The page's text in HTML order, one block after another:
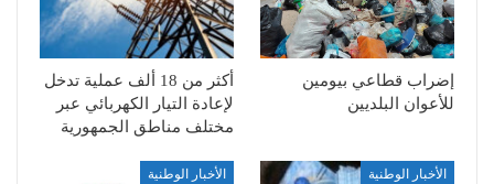
إضراب قطاعي بيومين
للأعوان البلديين
أكثر من 18 ألف عملية تدخل
لإعادة التيار الكهربائي عبر
مختلف مناطق الجمهورية
الأخبار الوطنية الأخبار الوطنية